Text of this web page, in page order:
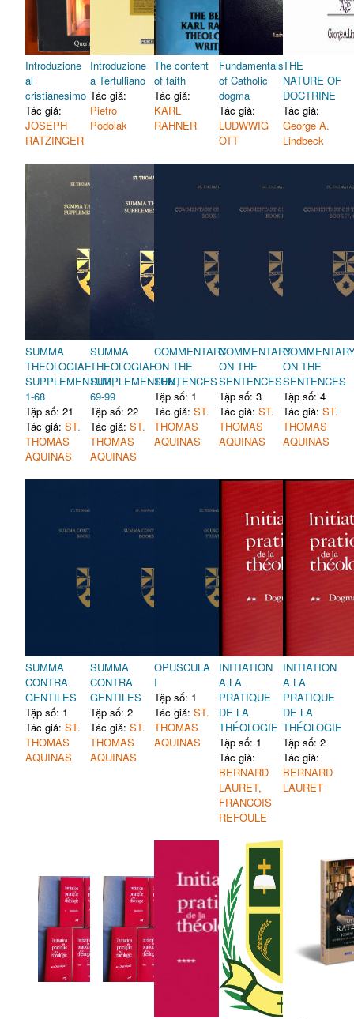
Introduzione
al
cristianesimo
Tác giả:
JOSEPH
RATZINGER
Introduzione
a Tertulliano
Tác giả:
Pietro
Podolak
The content
of faith
Tác giả:
KARL
RAHNER
Fundamentals
of Catholic
dogma
Tác giả:
LUDWWIG
OTT
THE
NATURE OF
DOCTRINE
Tác giả:
George A.
Lindbeck
SUMMA
THEOLOGIAE
SUPPLEMENTUM,
1-68
Tập số: 21
Tác giả:ST.
THOMAS
AQUINAS
SUMMA
THEOLOGIAE
SUPPLEMENTUM,
69-99
Tập số: 22
Tác giả: ST.
THOMAS
AQUINAS
COMMENTARY
ON THE
SENTENCES
Tập số: 1
Tác giả:ST.
THOMAS
AQUINAS
COMMENTARY
ON THE
SENTENCES
Tập số: 3
Tác giả: ST.
THOMAS
AQUINAS
ON THE
SENTENCES
Tập số: 4
Tác giả:ST.
THOMAS
AQUINAS
SUMMA
CONTRA
GENTILES
Tập số: 1
Tác giả:ST.
THOMAS
AQUINAS
SUMMA
CONTRA
GENTILES
Tập số: 2
Tác giả: ST.
THOMAS
AQUINAS
OPUSCULA
I
Tập số: 1
Tác giả:ST.
THOMAS
AQUINAS
INITIATION
A LA
PRATIQUE
DE LA
THÉOLOGIE
Tập số: 1
Tác giả:
BERNARD
LAURET,
FRANCOIS
REFOULE
INITIATION
A LA
PRATIQUE
DE LA
THÉOLOGIE
Tập số: 2
Tác giả:
BERNARD
LAURET